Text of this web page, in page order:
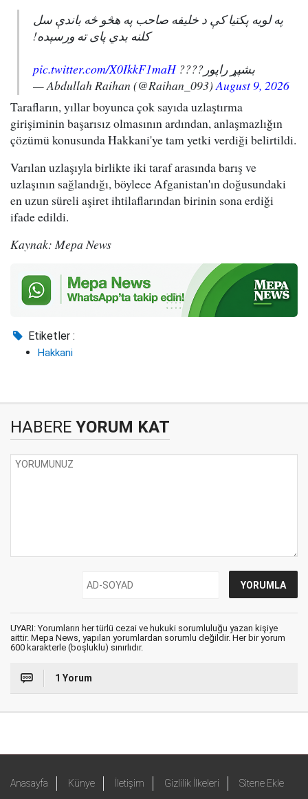
په لویه پکتیا کې د خلیفه صاحب په هڅو څه باندې سل
کلنه بدي پای ته ورسېده!
بشپړ راپور????pic.twitter.com/X0IkkF1maH
— Abdullah Raihan (@Raihan_093)August 9, 2026
Tarafların, yıllar boyunca çok sayıda uzlaştırma
girişiminin başarısız olmasının ardından, anlaşmazlığın
çözümü konusunda Hakkani'ye tam yetki verdiği belirtildi.
Varılan uzlaşıyla birlikte iki taraf arasında barış ve
uzlaşının sağlandığı, böylece Afganistan'ın doğusundaki
en uzun süreli aşiret ihtilaflarından birinin sona erdiği
ifade edildi.
Kaynak: Mepa News
Etiketler :
Hakkani
HABERE YORUM KAT
UYARI: Yorumların her türlü cezai ve hukuki sorumluluğu yazan kişiye
aittir. Mepa News, yapılan yorumlardan sorumlu değildir. Her bir yorum
600 karakterle (boşluklu) sınırlıdır.
1 Yorum
Anasayfa Künye İletişim Gizlilik İlkeleri Sitene Ekle